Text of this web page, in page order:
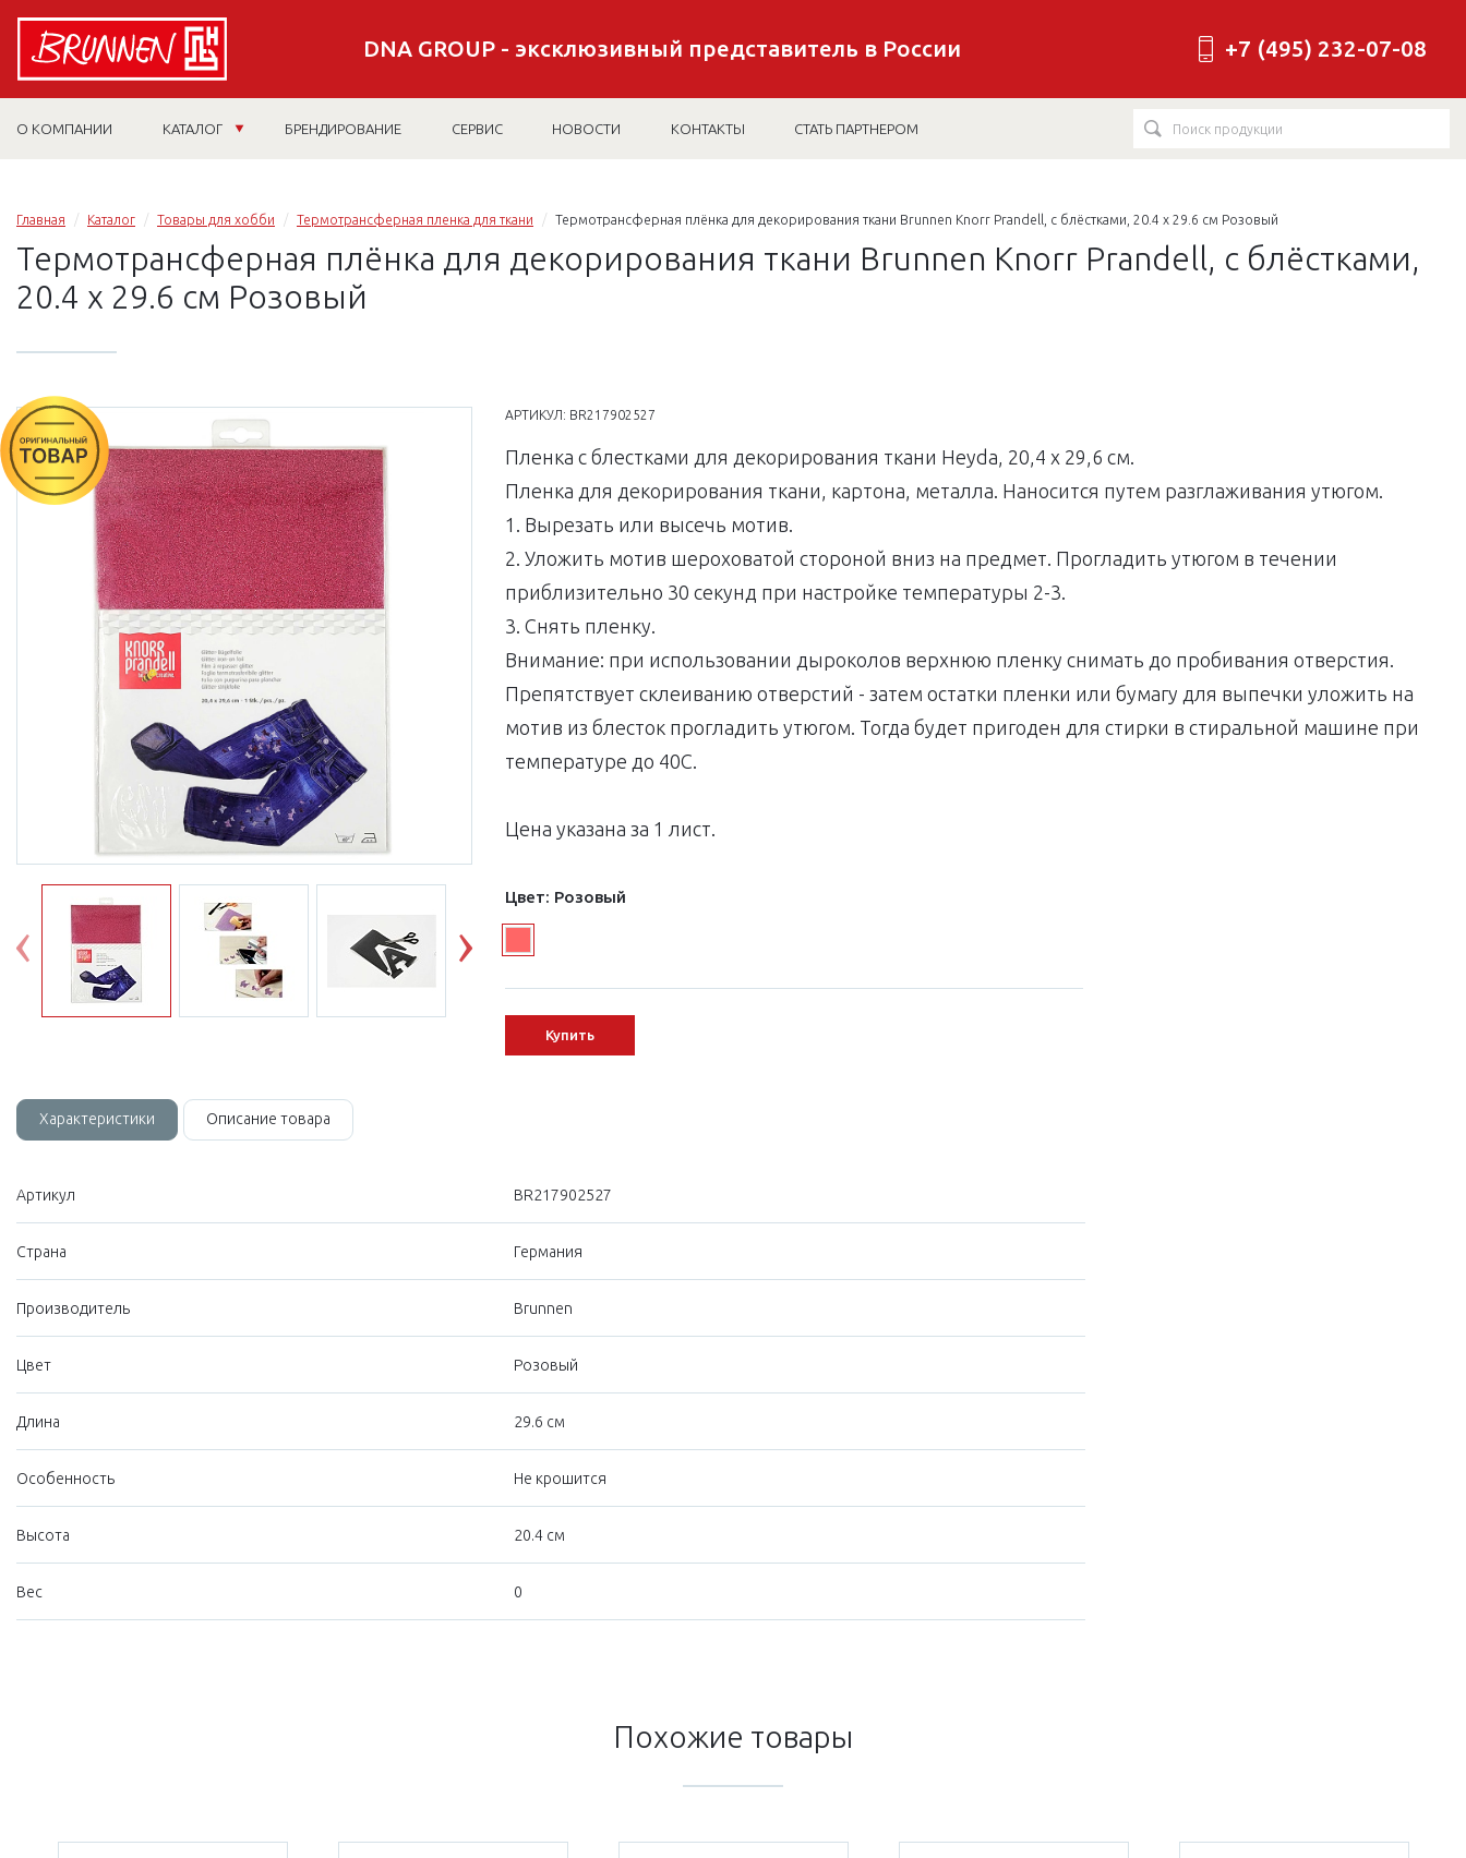
DNA GROUP - эксклюзивный представитель в России +7 (495) 232-07-08
О КОМПАНИИ КАТАЛОГ БРЕНДИРОВАНИЕ СЕРВИС НОВОСТИ КОНТАКТЫ СТАТЬ ПАРТНЕРОМ
Главная Каталог Товары для хобби Термотрансферная пленка для ткани Термотрансферная плёнка для декорирования ткани Brunnen Knorr Prandell, с блёстками, 20.4 х 29.6 см Розовый
Термотрансферная плёнка для декорирования ткани Brunnen Knorr Prandell, с блёстками,
20.4 х 29.6 см Розовый
Previous Next
АРТИКУЛ: BR217902527
Пленка с блестками для декорирования ткани Heyda, 20,4 х 29,6 см.
Пленка для декорирования ткани, картона, металла. Наносится путем разглаживания утюгом.
1. Вырезать или высечь мотив.
2. Уложить мотив шероховатой стороной вниз на предмет. Прогладить утюгом в течении
приблизительно 30 секунд при настройке температуры 2-3.
3. Снять пленку.
Внимание: при использовании дыроколов верхнюю пленку снимать до пробивания отверстия.
Препятствует склеиванию отверстий - затем остатки пленки или бумагу для выпечки уложить на
мотив из блесток прогладить утюгом. Тогда будет пригоден для стирки в стиральной машине при
температуре до 40С.
Цена указана за 1 лист.
Цвет: Розовый
Купить
Характеристики Описание товара
Артикул BR217902527
Страна Германия
Производитель Brunnen
Цвет Розовый
Длина 29.6 см
Особенность Не крошится
Высота 20.4 см
Вес 0
Похожие товары